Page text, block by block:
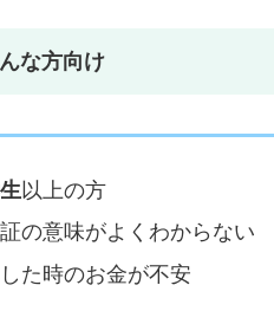
な方向け
以上の方
の意味がよくわからない
た時のお金が不安